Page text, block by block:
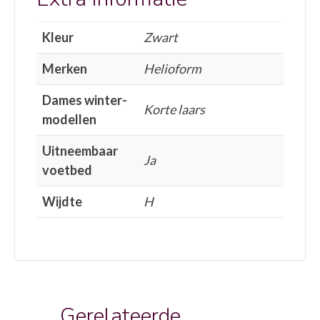
Kleur
Zwart
Merken
Helioform
Dames winter-
modellen
Korte laars
Uitneembaar
voetbed
Ja
Wijdte H